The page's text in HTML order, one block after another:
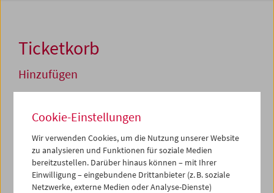
Ticketkorb
Hinzufügen
Fr 11.04.2025 18:00
Befreite Leinwand
Zum aktuellen Zeitpunkt sind Tickets nur noch an der
Kassavor Ort erhältlich.
Cookie-Einstellungen
Wir verwenden Cookies, um die Nutzung unserer Website
zu analysieren und Funktionen für soziale Medien
bereitzustellen. Darüber hinaus können – mit Ihrer
Einwilligung – eingebundene Drittanbieter (z. B. soziale
Netzwerke, externe Medien oder Analyse-Dienste)